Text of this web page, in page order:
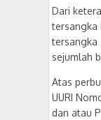
Dari
tersangka
tersangka
sejumlah
Atas
UURI
dan atau